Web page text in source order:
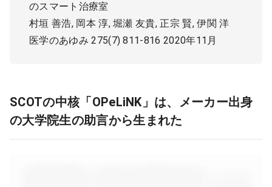
のスマート治療室
村垣 善浩, 岡本 淳, 堀瀬 友貴, 正宗 賢, 伊関 洋
医学のあゆみ 275(7) 811-816 2020年11月
SCOTの中核「OPeLiNK」は、メーカー出身
の大学院生の助言から生まれた